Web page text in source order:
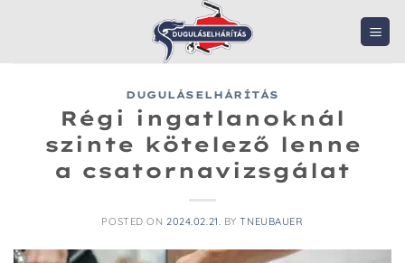
DUGULÁSELHÁRÍTÁS
Régi ingatlanoknál
szinte kötelező lenne
a csatornavizsgálat
POSTED ON2024.02.21. BYTNEUBAUER